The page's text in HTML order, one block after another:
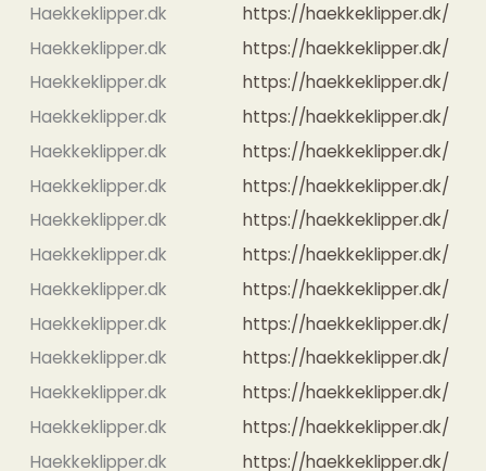
Haekkeklipper.dk
https://haekkeklipper.dk/
Haekkeklipper.dk
https://haekkeklipper.dk/
Haekkeklipper.dk
https://haekkeklipper.dk/
Haekkeklipper.dk
https://haekkeklipper.dk/
Haekkeklipper.dk
https://haekkeklipper.dk/
Haekkeklipper.dk
https://haekkeklipper.dk/
Haekkeklipper.dk
https://haekkeklipper.dk/
Haekkeklipper.dk
https://haekkeklipper.dk/
Haekkeklipper.dk
https://haekkeklipper.dk/
Haekkeklipper.dk
https://haekkeklipper.dk/
Haekkeklipper.dk
https://haekkeklipper.dk/
Haekkeklipper.dk
https://haekkeklipper.dk/
Haekkeklipper.dk
https://haekkeklipper.dk/
Haekkeklipper.dk
https://haekkeklipper.dk/